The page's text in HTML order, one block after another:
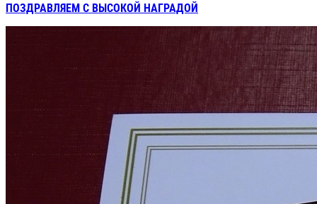
ПОЗДРАВЛЯЕМ С ВЫСОКОЙ НАГРАДОЙ